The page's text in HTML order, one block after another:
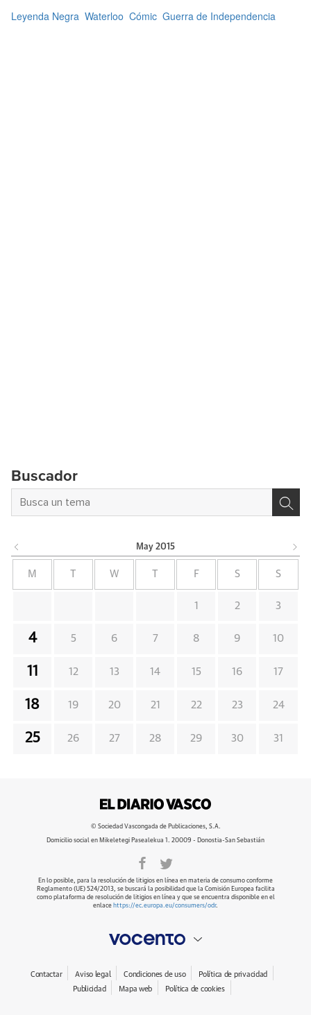
Leyenda Negra Waterloo Cómic Guerra de Independencia
Buscador
May 2015
M W F S S
1 2 3
4 5 6 7 8 9 10
11 12 13 14 15 16 17
18 19 20 21 22 23 24
25 26 27 28 29 30 31
© Sociedad Vascongada de Publicaciones, S.A.
Domicilio social en Mikeletegi Pasealekua 1. 20009 - Donostia-San Sebastián
En lo posible, para la resolución de litigios en línea en materia de consumo conforme
Reglamento (UE) 524/2013, se buscará la posibilidad que la Comisión Europea facilita
como plataforma de resolución de litigios en línea y que se encuentra disponible en el
enlace https://ec.europa.eu/consumers/odr.
Contactar Aviso legal Condiciones de uso
Política de privacidad
Publicidad
Mapa web Política de cookies